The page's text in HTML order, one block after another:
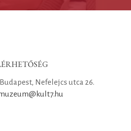
Nefelejcs utca 26.